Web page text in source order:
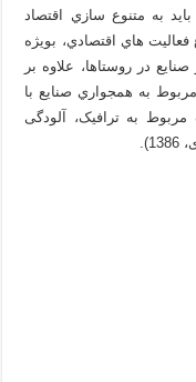
به متنوع سازي اقتصاد
هاي اقتصادي، بویژه
در روستاها، علاوه بر
به همجواري صنایع با
به ترافیک، آلودگی